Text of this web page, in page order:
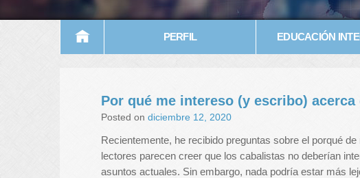
PERFIL EDUCACIÓN
Por qué me intereso (y escribo) acerca
Posted on diciembre 12, 2020
Recientemente, he recibido preguntas sobre el porqué
lectores parecen creer que los cabalistas no deberían
asuntos actuales. Sin embargo, nada podría estar más